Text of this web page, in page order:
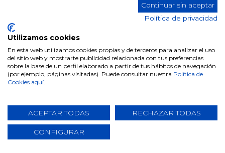
MESA COMEDOR DT-910
Ancho
160 CM 180 CM
Continuar sin aceptar
Política de privacidad
Utilizamos cookies
En esta web utilizamos cookies propias y de terceros para analizar el uso
del sitio web y mostrarte publicidad relacionada con tus preferencias
sobre la base de un perfil elaborado a partir de tus hábitos de navegación
(por ejemplo, páginas visitadas). Puede consultar nuestra Política de
Cookies aquí.
ACEPTAR TODAS RECHAZAR TODAS
CONFIGURAR